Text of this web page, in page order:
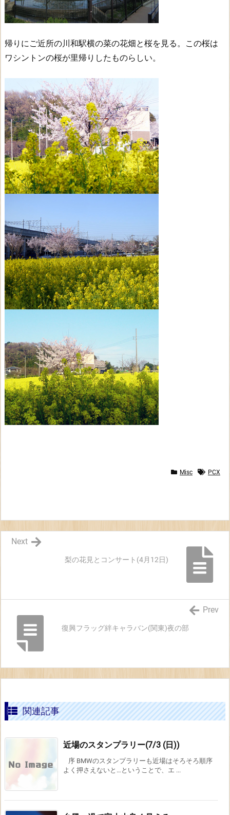
帰りにご近所の川和駅横の菜の花畑と桜を見る。この桜は
ワシントンの桜が里帰りしたものらしい。
Misc PCX
梨の花見とコンサート(4月12日)
Next
復興フラッグ絆キャラバン(関東)夜の部
Prev
関連記事
近場のスタンプラリー(7/3 (日))
序 BMWのスタンプラリーも近場はそろそろ順序
よく押さえないと…ということで、エ ...